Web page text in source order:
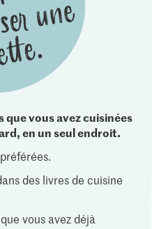
vous avez cuisinées
en un seul endroit.
des livres de cuisine
vous avez déjà